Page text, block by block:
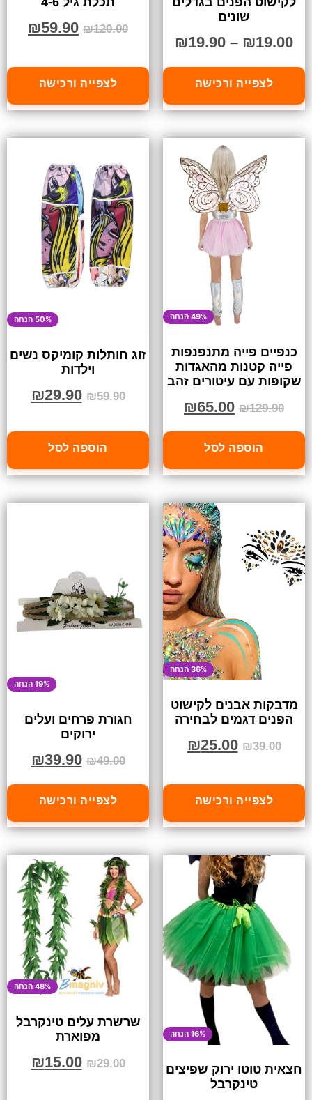
שונים
₪19.00
–
₪19.90
לצפייה ורכישה
₪120.00
₪59.90
לצפייה ורכישה
49% הנחה
כנפיים פייה מתנפנפות
פייה קטנות מהאגדות
שקופות עם עיטורים זהב
₪129.90
₪65.00
הוספה לסל
50% הנחה
זוג חותלות קומיקס נשים
וילדות
₪59.90
₪29.90
הוספה לסל
36% הנחה
מדבקות אבנים לקישוט
הפנים דגמים לבחירה
₪39.00
₪25.00
לצפייה ורכישה
19% הנחה
חגורת פרחים ועלים
ירוקים
₪49.00
₪39.90
לצפייה ורכישה
16% הנחה
חצאית טוטו ירוק שפיצים
טינקרבל
48% הנחה
שרשרת עלים טינקרבל
מפוארת
₪29.00
₪15.00